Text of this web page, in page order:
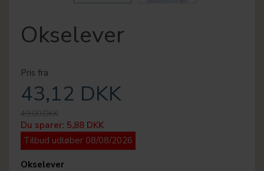
Okselever
Pris fra
43,12 DKK
49,00 DKK
Du sparer: 5,88 DKK
Tilbud udløber 08/08/2026
Okselever